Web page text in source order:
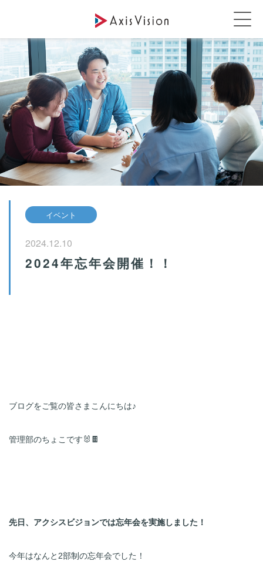
イベント
2024.12.10
2024年忘年会開催！！
ブログをご覧の皆さまこんにちは♪
管理部のちょこです🐰🍫
先日、アクシスビジョンでは忘年会を実施しました！
今年はなんと2部制の忘年会でした！